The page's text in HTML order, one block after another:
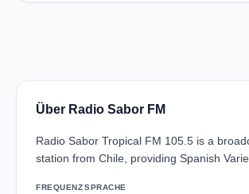
Über Radio Sabor FM
Radio Sabor Tropical FM 105.5 is a
station from Chile, providing Spanish
FREQUENZSPRACHE